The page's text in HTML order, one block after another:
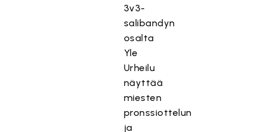
3v3-
salibandyn
osalta
Yle
Urheilu
näyttää
miesten
pronssiottelun
ja